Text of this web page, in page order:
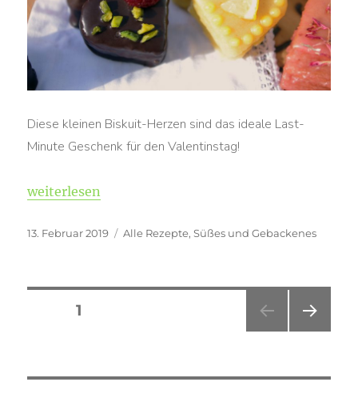
Diese kleinen Biskuit-Herzen sind das ideale Last-
Minute Geschenk für den Valentinstag!
„Valentins Petit-Fours“
weiterlesen
Veröffentlicht
13. Februar 2019 Kategorien
Alle Rezepte,Süßes und Gebackenes
Seitennummerierung
Beiträge
SEITE1
E